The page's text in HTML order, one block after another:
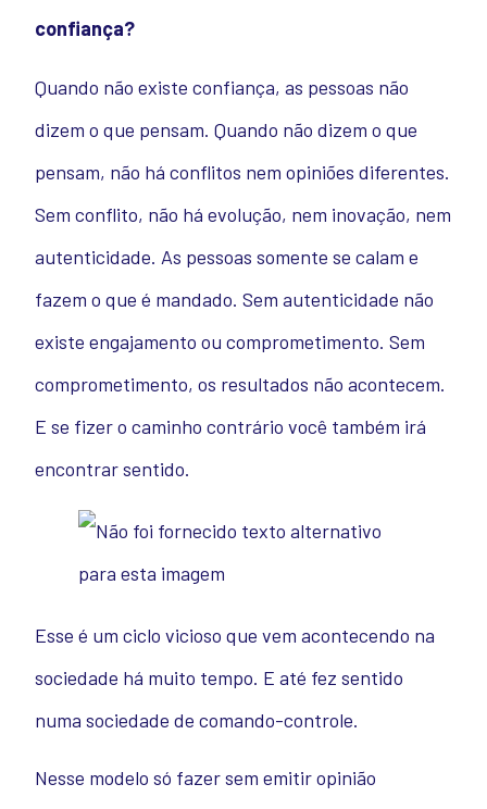
confiança?
Quando não existe confiança, as pessoas não
dizem o que pensam. Quando não dizem o que
pensam, não há conflitos nem opiniões diferentes.
Sem conflito, não há evolução, nem inovação, nem
autenticidade. As pessoas somente se calam e
fazem o que é mandado. Sem autenticidade não
existe engajamento ou comprometimento. Sem
comprometimento, os resultados não acontecem.
E se fizer o caminho contrário você também irá
encontrar sentido.
Esse é um ciclo vicioso que vem acontecendo na
sociedade há muito tempo. E até fez sentido
numa sociedade de comando-controle.
Nesse modelo só fazer sem emitir opinião